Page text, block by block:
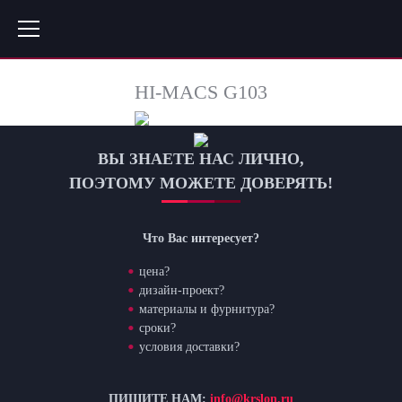
HI-MACS G103
ВЫ ЗНАЕТЕ НАС ЛИЧНО,
ПОЭТОМУ МОЖЕТЕ ДОВЕРЯТЬ!
Что Вас интересует?
цена?
дизайн-проект?
материалы и фурнитура?
сроки?
условия доставки?
ПИШИТЕ НАМ: info@krslon.ru